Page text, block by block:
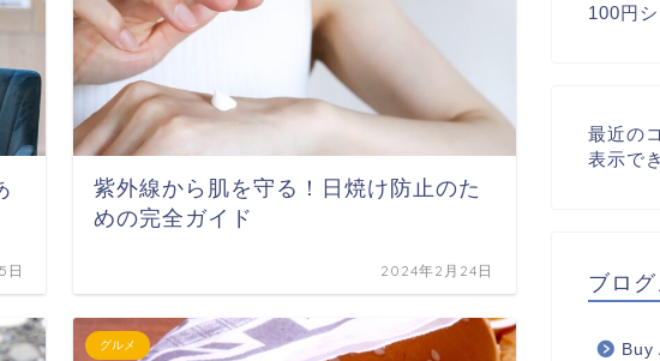
日
紫外線から肌を守る！日焼け防止のた
めの完全ガイド
2024年2月24日
グルメ
100円
最近の
表示で
ブロ
Buy